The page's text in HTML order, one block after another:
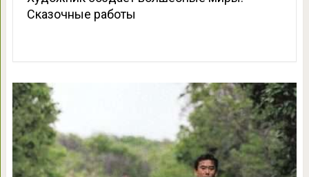
Сказочные работы